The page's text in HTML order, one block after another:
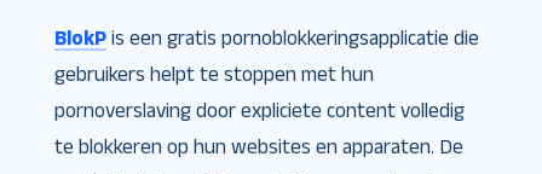
BlokPis een gratis pornoblokkeringsapplicatie die
gebruikers helpt te stoppen met hun
pornoverslaving door expliciete content volledig
te blokkeren op hun websites en apparaten. De